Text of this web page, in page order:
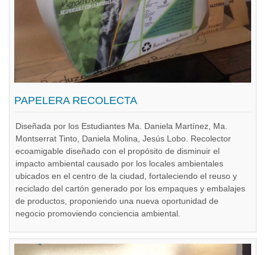
PAPELERA RECOLECTA
Diseñada por los Estudiantes Ma. Daniela Martínez, Ma.
Montserrat Tinto, Daniela Molina, Jesús Lobo. Recolector
ecoamigable diseñado con el propósito de disminuir el
impacto ambiental causado por los locales ambientales
ubicados en el centro de la ciudad, fortaleciendo el reuso y
reciclado del cartón generado por los empaques y embalajes
de productos, proponiendo una nueva oportunidad de
negocio promoviendo conciencia ambiental.